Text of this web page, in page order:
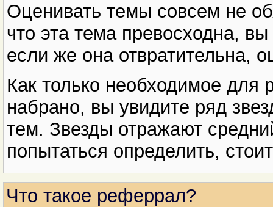
Оценивать темы совсем не
что эта тема превосходна,
если же она отвратительна,
Как только необходимое для
набрано, вы увидите ряд
тем. Звезды отражают
попытаться определить,
Что такое реферрал?